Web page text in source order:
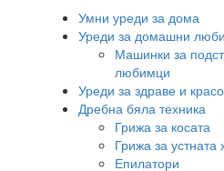
Умни уреди за дома
Уреди за домашни
Машинки за
любимци
Уреди за здраве и
Дребна бяла техника
Грижа за косата
Грижа за устната
Епилатори